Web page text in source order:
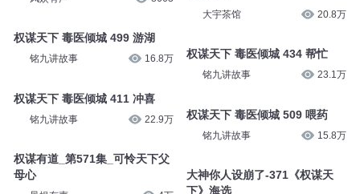
权谋天下 毒医倾城 499 游湖
铭九讲故事 16.8万
权谋天下 毒医倾城 411 冲喜
铭九讲故事 22.9万
权谋有道_第571集_可怜天下父
母心
大宇茶馆 20.8万
权谋天下 毒医倾城 434 帮忙
铭九讲故事 23.1万
权谋天下 毒医倾城 509 喂药
铭九讲故事 15.8万
大神你人设崩了-371《权谋天
下》海选